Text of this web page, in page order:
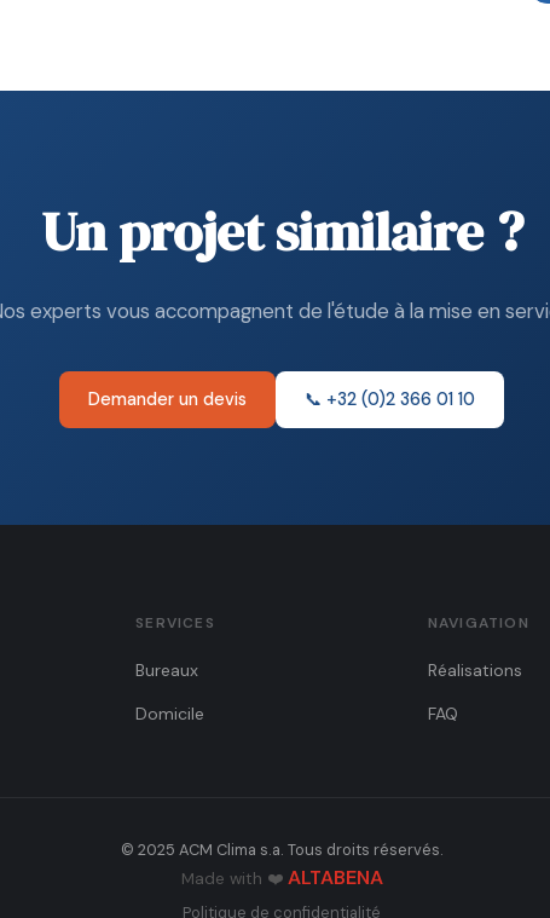
Un projet similaire ?
experts vous accompagnent de l'étude à la mise en
Demander un devis 📞 +32 (0)2 366 01 10
SERVICES
Bureaux
Domicile
NAVIGATION
Réalisations
FAQ
© 2025 ACM Clima s.a. Tous droits réservés.
Made with ❤️ ALTABENA
Politique de confidentialité